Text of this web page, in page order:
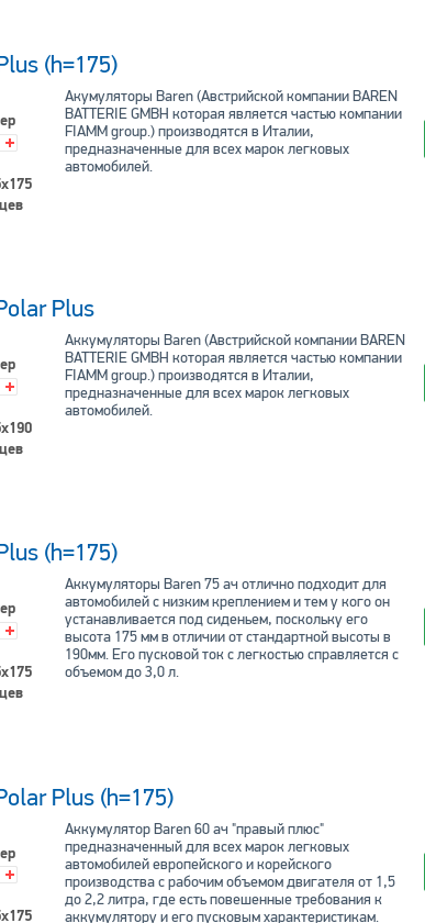
(h=175)
Акумуляторы Baren (Австрийской компании BAREN
BATTERIE GMBH которая является частью компании
FIAMM group.) производятся в Италии,
предназначенные для всех марок легковых
автомобилей.
Plus
Аккумуляторы Baren (Австрийской компании BAREN
BATTERIE GMBH которая является частью компании
FIAMM group.) производятся в Италии,
предназначенные для всех марок легковых
автомобилей.
(h=175)
Аккумуляторы Baren 75 ач отлично подходит для
автомобилей с низким креплением и тем у кого он
устанавливается под сиденьем, поскольку его
высота 175 мм в отличии от стандартной высоты в
190мм. Его пусковой ток с легкостью справляется с
объемом до 3,0 л.
Plus (h=175)
Аккумулятор Baren 60 ач "правый плюс"
предназначенный для всех марок легковых
автомобилей европейского и корейского
производства с рабочим объемом двигателя от 1,5
до 2,2 литра, где есть повешенные требования к
аккумулятору и его пусковым характеристикам.